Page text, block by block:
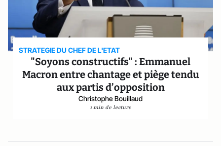
STRATEGIE DU CHEF DE L'ETAT
"Soyons constructifs" : Emmanuel
Macron entre chantage et piège tendu
aux partis d’opposition
Christophe Bouillaud
1 min de lecture